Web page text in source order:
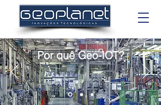
Por quê Geo-IOT?